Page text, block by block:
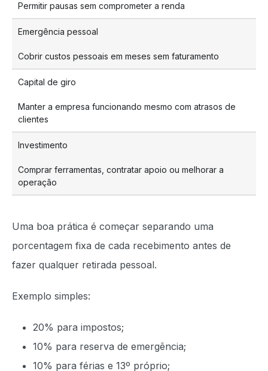
Permitir pausas sem comprometer a renda
Emergência pessoal
Cobrir custos pessoais em meses sem faturamento
Capital de giro
Manter a empresa funcionando mesmo com atrasos de
clientes
Investimento
Comprar ferramentas, contratar apoio ou melhorar a
operação
Uma boa prática é começar separando uma
porcentagem fixa de cada recebimento antes de
fazer qualquer retirada pessoal.
Exemplo simples:
20% para impostos;
10% para reserva de emergência;
10% para férias e 13º próprio;